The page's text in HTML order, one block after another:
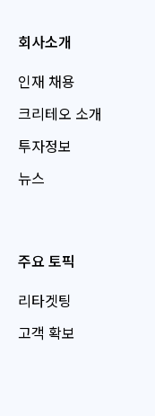
회사소개
인재 채용
크리테오 소개
투자정보
뉴스
주요 토픽
리타겟팅
고객 확보